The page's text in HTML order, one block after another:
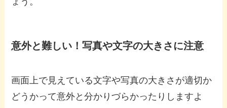
意外と難しい！写真や文字の大きさに注意
画面上で見えている文字や写真の大きさが適切か
どうかって意外と分かりづらかったりしますよ